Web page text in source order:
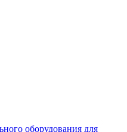
оборудования для